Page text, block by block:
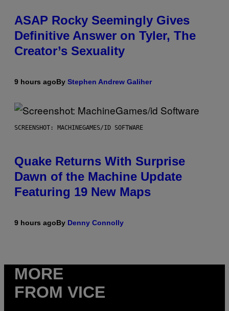
ASAP Rocky Seemingly Gives
Definitive Answer on Tyler, The
Creator’s Sexuality
9 hours agoBy Stephen Andrew Galiher
SCREENSHOT: MACHINEGAMES/ID SOFTWARE
Quake Returns With Surprise
Dawn of the Machine Update
Featuring 19 New Maps
9 hours agoBy Denny Connolly
MORE
FROM VICE